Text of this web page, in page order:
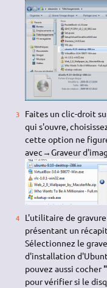
Faites un clic-droit
qui s'ouvre,
cette option ne
avec→Graveur
L'utilitaire de
présentant un
Sélectionnez le
d'installation
pouvez aussi cocher
pour vérifier si le